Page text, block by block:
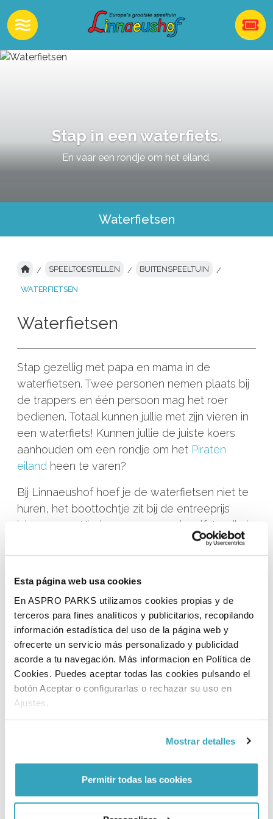
Esta página web usa cookies
En ASPRO PARKS utilizamos cookies propias y de
terceros para fines analíticos y publicitarios, recopilando
información estadística del uso de la página web y
ofrecerte un servicio más personalizado y publicidad
acorde a tu navegación. Más informacion en Política de
Cookies. Puedes aceptar todas las cookies pulsando el
botón Aceptar o configurarlas o rechazar su uso en
Ajustes.
Mostrar detalles
Permitir todas las cookies
Stap in een waterfiets.
En vaar een rondje om het eiland.
Waterfietsen
SPEELTOESTELLEN BUITENSPEELTUIN
WATERFIETSEN
Waterfietsen
Stap gezellig met papa en mama in de
waterfietsen. Twee personen nemen plaats bij
de trappers en één persoon mag het roer
bedienen. Totaal kunnen jullie met zijn vieren in
een waterfiets! Kunnen jullie de juiste koers
aanhouden om een rondje om het Piraten
eiland heen te varen?
Bij Linnaeushof hoef je de waterfietsen niet te
huren, het boottochtje zit bij de entreeprijs
inbegrepen. Kinderen mogen ook zelfstandig in
deze attractie, maar moeten dan wel in het
bezit zijn van een zwemdiploma. Er is altijd
toezicht aanwezig van een medewerker die
Kinderen onder de 2 jaar mogen i.v.m de
veiligheid van het kind niet in de waterfietsen.
Ook niet onder begeleiding van een ouder. Een
zwemvest en begeleiding is verplicht voor
kinderen tot 10 jaar zonder zwemdiploma. Dit
word vooraf door een medewerkers gecheckt!
Bekijk meer attracties